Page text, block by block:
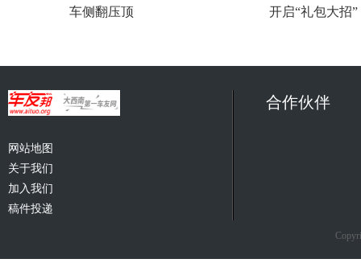
车侧翻压顶
开启“礼包大招
网站地图
关于我们
加入我们
稿件投递
合作伙伴